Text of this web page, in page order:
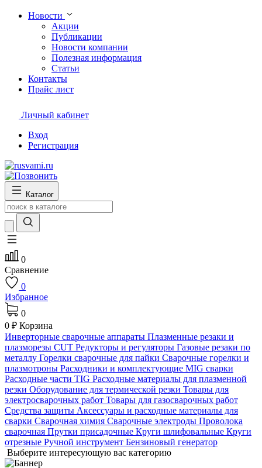
Новости
Акции
Публикации
Новости компании
Полезная информация
Статьи
Контакты
Прайс лист
Личный кабинет
Вход
Регистрация
Каталог
0
Сравнение
0
Избранное
0
0 ₽ Корзина
Инверторные сварочные аппараты Плазменные резаки и
плазморезы CUT Редукторы и регуляторы Газовые резаки по
металлу Горелки сварочные для пайки Сварочные горелки и
плазмотроны Расходники и комплектующие MIG сварки
Расходные части TIG Расходные материалы для плазменной
резки Оборудование для термической резки Товары для
электросварочных работ Товары для газосварочных работ
Средства защиты Аксессуары и расходные материалы для
сварки Сварочная химия Сварочные электроды Проволока
сварочная Прутки присадочные Круги шлифовальные Круги
отрезные Ручной инструмент Бензиновый генератор
Выберите интересующую вас категорию